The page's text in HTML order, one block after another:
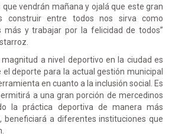
que vendrán mañana y ojalá que este gran
construir entre todos nos sirva como
más y trabajar por la felicidad de todos”
a nivel deportivo en la ciudad es
deporte para la actual gestión municipal
en cuanto a la inclusión social. Es
a una gran porción de mercedinos
la práctica deportiva de manera más
beneficiará a diferentes instituciones que